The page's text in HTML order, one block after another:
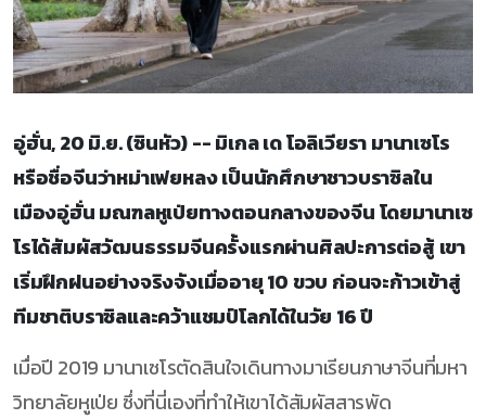
อู่ฮั่น, 20 มิ.ย. (ซินหัว) -- มิเกล เด โอลิเวียรา มานาเซโร
หรือชื่อจีนว่าหม่าเฟยหลง เป็นนักศึกษาชาวบราซิลใน
เมืองอู่ฮั่น มณฑลหูเป่ยทางตอนกลางของจีน โดยมานาเซ
โรได้สัมผัสวัฒนธรรมจีนครั้งแรกผ่านศิลปะการต่อสู้ เขา
เริ่มฝึกฝนอย่างจริงจังเมื่ออายุ 10 ขวบ ก่อนจะก้าวเข้าสู่
ทีมชาติบราซิลและคว้าแชมป์โลกได้ในวัย 16 ปี
เมื่อปี 2019 มานาเซโรตัดสินใจเดินทางมาเรียนภาษาจีนที่มหา
วิทยาลัยหูเป่ย ซึ่งที่นี่เองที่ทำให้เขาได้สัมผัสสารพัด